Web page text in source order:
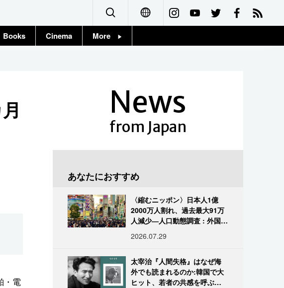
Français
Books Cinema More
・電
News
from Japan
あなたにおすすめ
〈縮むニッポン〉日本人1億
2000万人割れ、過去最大91万
人減少―人口動態調査 : 外国人
2026.07.29
太宰治『人間失格』はなぜ海
外でも読まれるのか:韓国で大
ヒット、若者の共感を呼ぶ